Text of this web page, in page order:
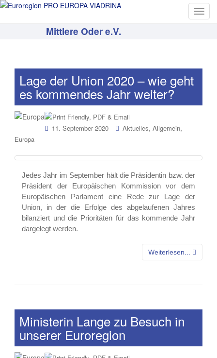
T
e
i
Mittlere Oder e.V.
Lage der Union 2020 – wie geht
es kommendes Jahr weiter?
11. September 2020 Aktuelles, Allgemein,
Europa
Jedes Jahr im September hält die Präsidentin bzw. der
Präsident der Europäischen Kommission vor dem
Europäischen Parlament eine Rede zur Lage der
Union, in der die Erfolge des abgelaufenen Jahres
bilanziert und die Prioritäten für das kommende Jahr
dargelegt werden.
Weiterlesen...
Ministerin Lange zu Besuch in
unserer Euroregion